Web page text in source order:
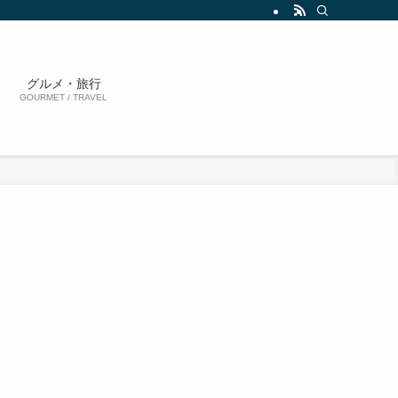
グルメ・旅行
GOURMET / TRAVEL